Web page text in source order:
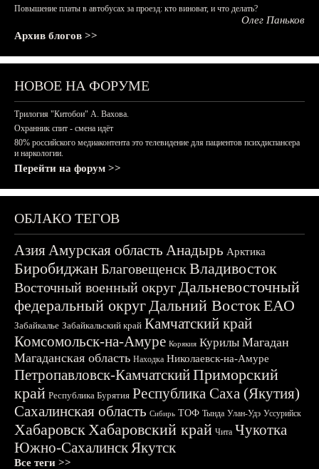
Повышение платы в автобусах за проезд: кто виноват, и что делать?
Олег Паньков
Архив блогов >>
НОВОЕ НА ФОРУМЕ
Трилогия "Китобои" А. Вахова.
Охранник спит - смена идёт
80% российского медиаконтента это телевидение для пациентов психдиспансера
и наркологии.
Перейти на форум >>
ОБЛАКО ТЕГОВ
АзияАмурская область Анадырь Арктика
БиробиджанБлаговещенскВладивосток
Восточный военный округДальневосточный
федеральный округДальний ВостокЕАО
Забайкалье Забайкальский край Камчатский край
Комсомольск-на-Амуре Корякия Курилы Магадан
Магаданская область Находка Николаевск-на-Амуре
Петропавловск-КамчатскийПриморский
край Республика Бурятия Республика Саха (Якутия)
Сахалинская область Сибирь ТОФ Тында Улан-Удэ Уссурийск
ХабаровскХабаровский край Чита Чукотка
Южно-СахалинскЯкутск
Все теги >>